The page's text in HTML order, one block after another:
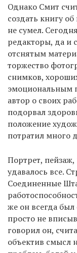
Однако Смит
создать книгу
не сумел.
редакторы, да и
отснятым
торжество
снимков,
эмоциональным
автор о своих
подорвал
положение
потратил много
Портрет,
удавалось все.
Соединенные
же он всегда был
просто не
говорил он,
объектив смысл